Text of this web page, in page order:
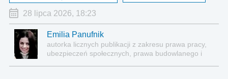
28 lipca 2026, 18:23
Emilia Panufnik
autorka licznych publikacji z zakresu prawa pracy,
ubezpieczeń społecznych, prawa budowlanego i